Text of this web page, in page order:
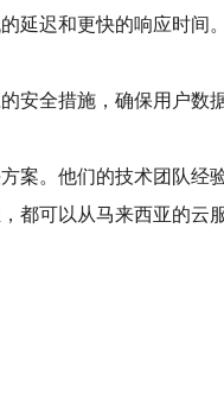
延迟和更快的响应时间。
安全措施，确保用户数
。他们的技术团队经
都可以从马来西亚的云